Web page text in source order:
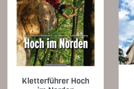
Kletterführer Hoch